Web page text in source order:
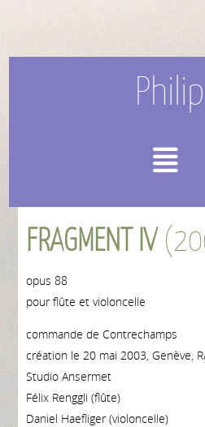
FRAGMENT IV
opus 88
pour flûte et violoncelle
commande de Contrechamps
création le 20 mai 2003, Genève,
Studio Ansermet
Félix Renggli (flûte)
Daniel Haefliger (violoncelle)